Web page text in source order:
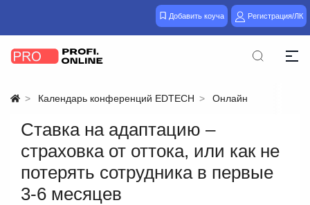
Добавить коуча Регистрация/ЛК
Календарь конференций EDTECH Онлайн
Ставка на адаптацию –
страховка от оттока, или как не
потерять сотрудника в первые
3-6 месяцев